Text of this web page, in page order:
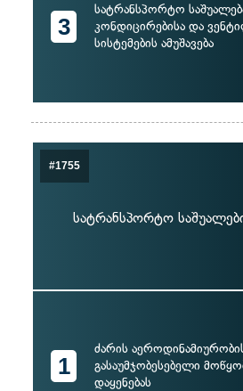
3
სატრანსპორტო
კონდიცირებისა და
სისტემების ამუშავება
#1755
სატრანსპორტო
1
ძარის
გასაუმჯობესებელი
დაყენებას